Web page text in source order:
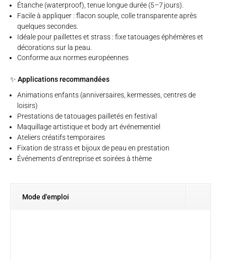
Étanche (waterproof), tenue longue durée (5–7 jours).
Facile à appliquer : flacon souple, colle transparente après
quelques secondes.
Idéale pour paillettes et strass : fixe tatouages éphémères et
décorations sur la peau.
Conforme aux normes européennes
✨ Applications recommandées
Animations enfants (anniversaires, kermesses, centres de
loisirs)
Prestations de tatouages pailletés en festival
Maquillage artistique et body art événementiel
Ateliers créatifs temporaires
Fixation de strass et bijoux de peau en prestation
Événements d’entreprise et soirées à thème
Mode d'emploi